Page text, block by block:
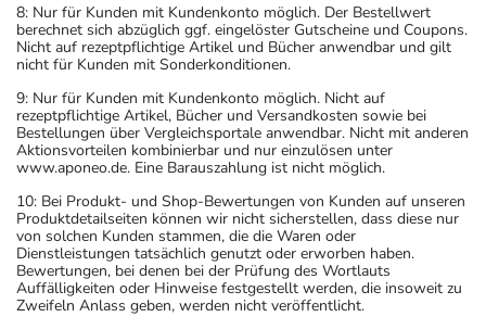
8: Nur für Kunden mit Kundenkonto möglich. Der Bestellwert
berechnet sich abzüglich ggf. eingelöster Gutscheine und Coupons.
Nicht auf rezeptpflichtige Artikel und Bücher anwendbar und gilt
nicht für Kunden mit Sonderkonditionen.
9: Nur für Kunden mit Kundenkonto möglich. Nicht auf
rezeptpflichtige Artikel, Bücher und Versandkosten sowie bei
Bestellungen über Vergleichsportale anwendbar. Nicht mit anderen
Aktionsvorteilen kombinierbar und nur einzulösen unter
www.aponeo.de. Eine Barauszahlung ist nicht möglich.
10: Bei Produkt- und Shop-Bewertungen von Kunden auf unseren
Produktdetailseiten können wir nicht sicherstellen, dass diese nur
von solchen Kunden stammen, die die Waren oder
Dienstleistungen tatsächlich genutzt oder erworben haben.
Bewertungen, bei denen bei der Prüfung des Wortlauts
Auffälligkeiten oder Hinweise festgestellt werden, die insoweit zu
Zweifeln Anlass geben, werden nicht veröffentlicht.